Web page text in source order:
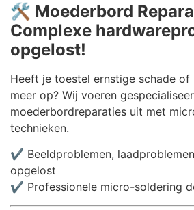
🛠️ Moederbord
Complexe
opgelost!
Heeft je toestel ernstige schade of
meer op? Wij voeren
moederbordreparaties uit met
technieken.
✔️ Beeldproblemen,
opgelost
✔️ Professionele micro-soldering